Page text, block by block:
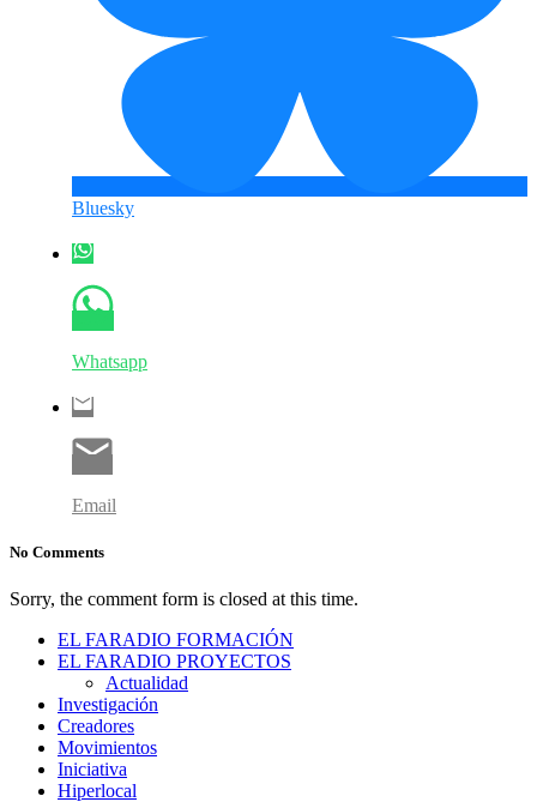
Bluesky
Whatsapp
Email
No Comments
Sorry, the comment form is closed at this time.
EL FARADIO FORMACIÓN
EL FARADIO PROYECTOS
Actualidad
Investigación
Creadores
Movimientos
Iniciativa
Hiperlocal